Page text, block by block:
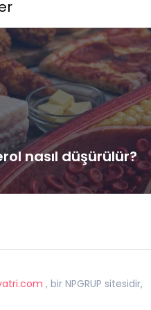
nasıl düşürülür?
, bir NPGRUP sitesidir,